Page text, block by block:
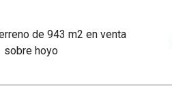
sobre hoyo